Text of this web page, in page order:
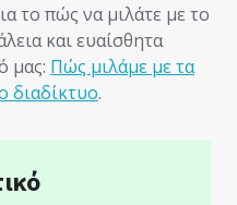
το πώς να μιλάτε με το
και ευαίσθητα
μας: Πώς μιλάμε με τα
διαδίκτυο.